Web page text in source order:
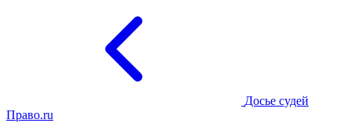
Досье судей
Право.ru